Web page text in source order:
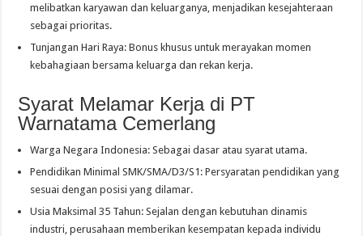
melibatkan karyawan dan keluarganya, menjadikan kesejahteraan
sebagai prioritas.
Tunjangan Hari Raya: Bonus khusus untuk merayakan momen
kebahagiaan bersama keluarga dan rekan kerja.
Syarat Melamar Kerja di PT
Warnatama Cemerlang
Warga Negara Indonesia: Sebagai dasar atau syarat utama.
Pendidikan Minimal SMK/SMA/D3/S1: Persyaratan pendidikan yang
sesuai dengan posisi yang dilamar.
Usia Maksimal 35 Tahun: Sejalan dengan kebutuhan dinamis
industri, perusahaan memberikan kesempatan kepada individu